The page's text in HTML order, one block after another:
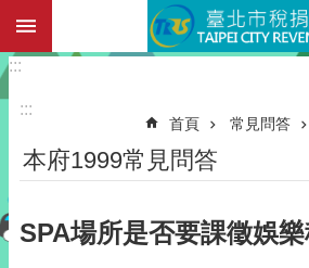
跳到主要內容區塊
:::
:::
首頁 常見問答
本府1999常見問答
SPA場所是否要課徵娛樂